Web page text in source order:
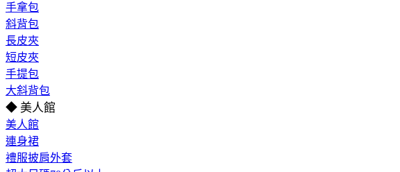
手拿包
斜背包
長皮夾
短皮夾
手提包
大斜背包
◆ 美人館
美人館
連身裙
禮服披肩外套